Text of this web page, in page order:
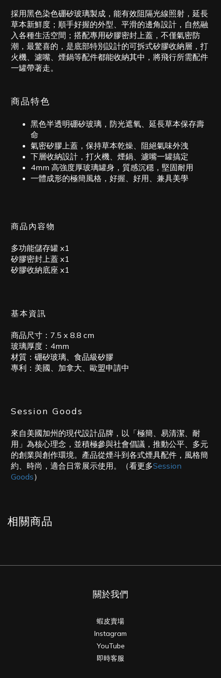
採用黑色染色硼矽玻璃製成，能有效阻隔光線照射，延長
草本新鮮度； 順手好握的外型、平滑的邊角設計，自然融
入各種生活空間 ；搭配專用矽膠密封上蓋，不僅氣密防
潮，最驚喜的，是底部特別設計的可拆式矽膠收納層，打
火機、濾嘴、煙鍋等配件都能收納其中，將飛行所需配件
一罐帶著走。
商品特色
黑色半透明硼矽玻璃，防光遮氧、延長草本保存壽
命
氣密矽膠上蓋，保持草本乾燥、阻絕氣味外洩
下層收納設計，打火機、煙鍋、濾嘴一罐搞定
4mm 高強度厚玻璃罐身，質感沉穩，堅固耐用
一體成形的極簡風格，好握、好用、兼具美學
商品內容物
多功能儲存罐 x1
矽膠密封上蓋 x1
矽膠收納底座 x1
基本資訊
商品尺寸：7.5 x 8.8 cm
玻璃厚度：4mm
材質：硼矽玻璃、食品級矽膠
專利：美國、加拿大、歐盟申請中
Session Goods
來自美國加州的現代設計品牌，以「極簡、易清潔、耐
用」為核心理念，並積極參與社會倡議，推動公平、多元
的創業與創作環境。產品從煙斗到各式煙具配件，風格簡
約、時尚，適合日常展示使用。（看更多Session
Goods）
相關商品
關於我們
蝦皮賣場
Instagram
YouTube
即時客服